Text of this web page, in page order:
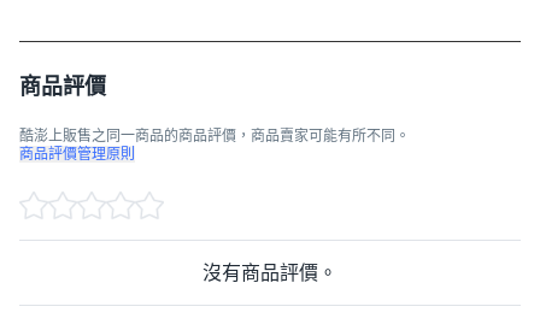
商品評價
酷澎上販售之同一商品的商品評價，商品賣家可能有所不同。
商品評價管理原則
沒有商品評價。